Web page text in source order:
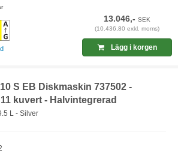
13.046,-SEK
(10.436,80 exkl. moms)
Lägg i korgen
S EB Diskmaskin 737502 -
kuvert - Halvintegrerad
L - Silver